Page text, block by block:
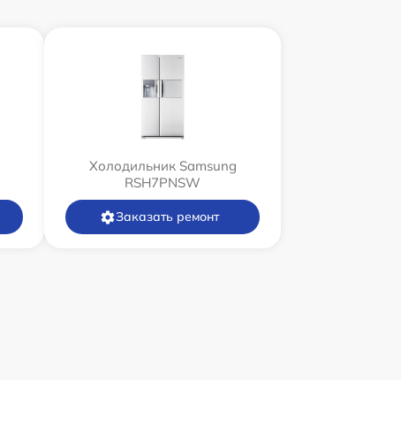
Холодильник Samsung
RSH7PNSW
Заказать ремонт